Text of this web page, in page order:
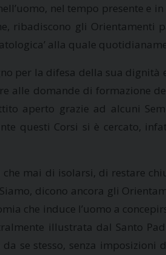
nel tempo presente e
ribadiscono gli Orientamenti
alla quale
per la difesa della sua
alle domande di formazione
aperto grazie ad alcuni
questi Corsi si è cercato,
mai di isolarsi, di restare
dicono ancora gli
che induce l’uomo a
illustrata dal Santo
se stesso, senza